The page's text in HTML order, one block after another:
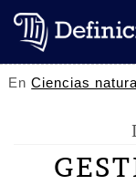
EnCiencias